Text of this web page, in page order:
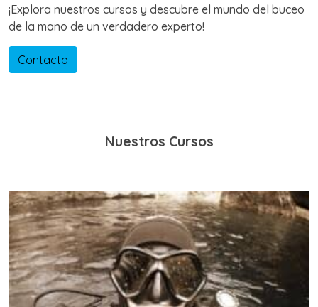
¡Explora nuestros cursos y descubre el mundo del buceo
de la mano de un verdadero experto!
Contacto
Nuestros Cursos